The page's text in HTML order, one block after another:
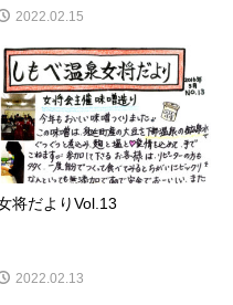
2022.02.15
将だよりVol.13
2022.02.13